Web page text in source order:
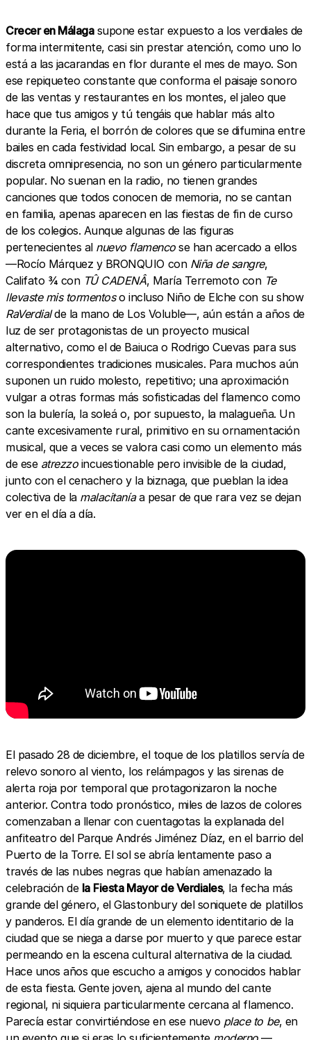
Crecer en Málagasupone estar expuesto a los verdiales de
forma intermitente, casi sin prestar atención, como uno lo
está a las jacarandas en flor durante el mes de mayo. Son
ese repiqueteo constante que conforma el paisaje sonoro
de las ventas y restaurantes en los montes, el jaleo que
hace que tus amigos y tú tengáis que hablar más alto
durante la Feria, el borrón de colores que se difumina entre
bailes en cada festividad local. Sin embargo, a pesar de su
discreta omnipresencia, no son un género particularmente
popular. No suenan en la radio, no tienen grandes
canciones que todos conocen de memoria, no se cantan
en familia, apenas aparecen en las fiestas de fin de curso
de los colegios. Aunque algunas de las figuras
pertenecientes al nuevo flamencose han acercado a ellos
—Rocío Márquez y BRONQUIO con Niña de sangre,
Califato ¾ con TÛ CADENÂ, María Terremoto con Te
llevaste mis tormentoso incluso Niño de Elche con su show
RaVerdialde la mano de Los Voluble—, aún están a años de
luz de ser protagonistas de un proyecto musical
alternativo, como el de Baiuca o Rodrigo Cuevas para sus
correspondientes tradiciones musicales. Para muchos aún
suponen un ruido molesto, repetitivo; una aproximación
vulgar a otras formas más sofisticadas del flamenco como
son la bulería, la soleá o, por supuesto, la malagueña. Un
cante excesivamente rural, primitivo en su ornamentación
musical, que a veces se valora casi como un elemento más
de ese atrezzoincuestionable pero invisible de la ciudad,
junto con el cenachero y la biznaga, que pueblan la idea
colectiva de la malacitaníaa pesar de que rara vez se dejan
ver en el día a día.
El pasado 28 de diciembre, el toque de los platillos servía de
relevo sonoro al viento, los relámpagos y las sirenas de
alerta roja por temporal que protagonizaron la noche
anterior. Contra todo pronóstico, miles de lazos de colores
comenzaban a llenar con cuentagotas la explanada del
anfiteatro del Parque Andrés Jiménez Díaz, en el barrio del
Puerto de la Torre. El sol se abría lentamente paso a
través de las nubes negras que habían amenazado la
celebración de la Fiesta Mayor de Verdiales, la fecha más
grande del género, el Glastonbury del soniquete de platillos
y panderos. El día grande de un elemento identitario de la
ciudad que se niega a darse por muerto y que parece estar
permeando en la escena cultural alternativa de la ciudad.
Hace unos años que escucho a amigos y conocidos hablar
de esta fiesta. Gente joven, ajena al mundo del cante
regional, ni siquiera particularmente cercana al flamenco.
Parecía estar convirtiéndose en ese nuevo place to be, en